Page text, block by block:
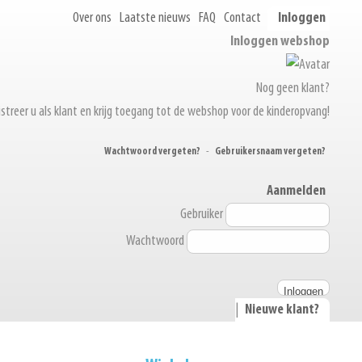
Over ons Laatste nieuws FAQ Contact
Inloggen
Inloggen webshop
Nog geen klant?
u als klant en krijg toegang tot de webshop voor de kinderopvang!
Wachtwoord vergeten? - Gebruikersnaam vergeten?
Aanmelden
Gebruiker
Wachtwoord
Nieuwe klant?